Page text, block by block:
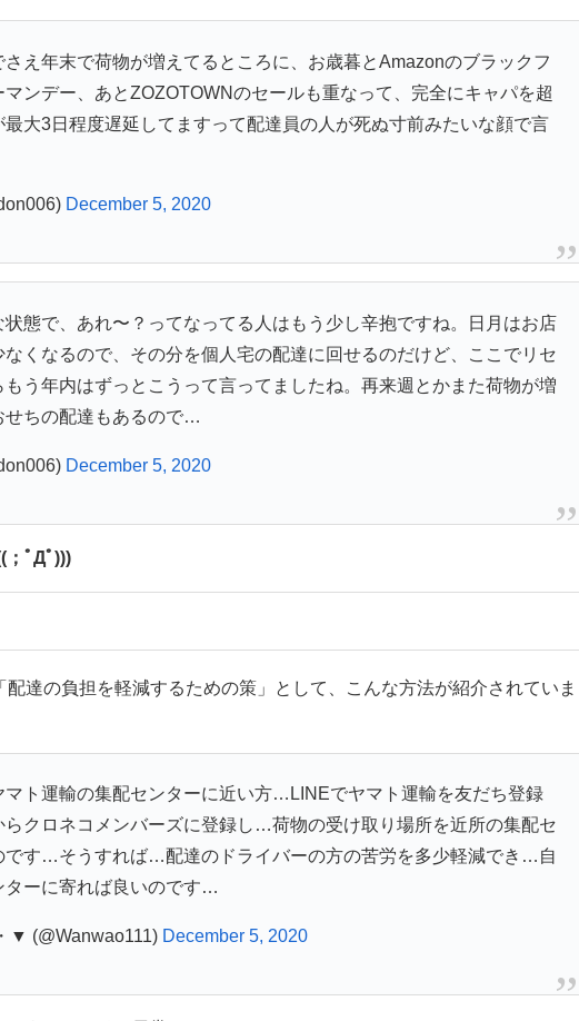
え年末で荷物が増えてるところに、お歳暮とAmazonのブラックフ
ンデー、あとZOZOTOWNのセールも重なって、完全にキャパを超
最大3日程度遅延してますって配達員の人が死ぬ寸前みたいな顔で言
December 5, 2020
態で、あれ〜？ってなってる人はもう少し辛抱ですね。日月はお店
くなるので、その分を個人宅の配達に回せるのだけど、ここでリセ
もう年内はずっとこうって言ってましたね。再来週とかまた荷物が増
せちの配達もあるので…
December 5, 2020
；ﾟДﾟ)))
達の負担を軽減するための策」として、こんな方法が紹介されていま
ト運輸の集配センターに近い方…LINEでヤマト運輸を友だち登録
クロネコメンバーズに登録し…荷物の受け取り場所を近所の集配セ
です…そうすれば…配達のドライバーの方の苦労を多少軽減でき…自
ターに寄れば良いのです…
(@Wanwao111) December 5, 2020